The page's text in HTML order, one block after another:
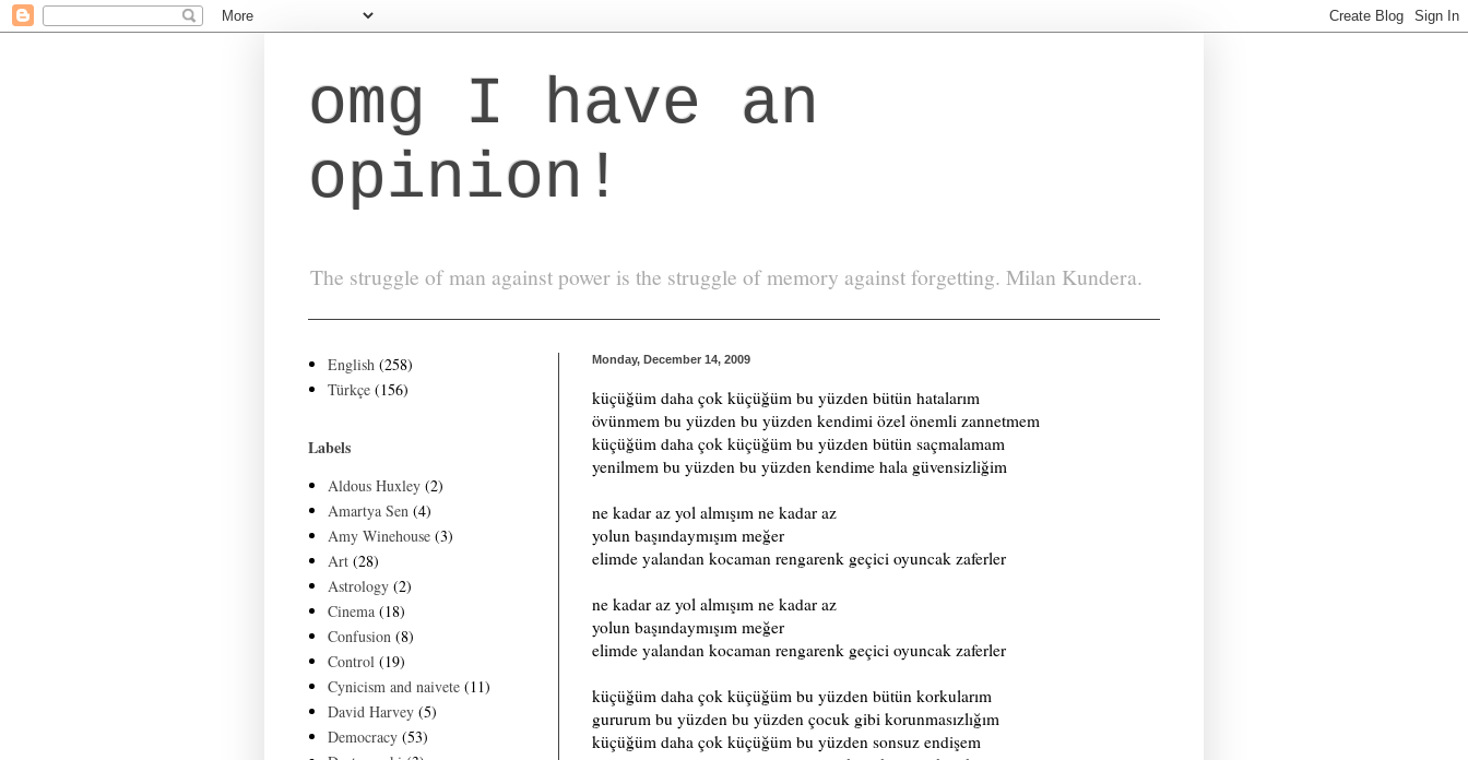
omg I have an
opinion!
The struggle of man against power is the struggle of memory against forgetting. Milan Kundera.
Monday, December 14, 2009
küçüğüm daha çok küçüğüm bu yüzden bütün hatalarım
övünmem bu yüzden bu yüzden kendimi özel önemli zannetmem
küçüğüm daha çok küçüğüm bu yüzden bütün saçmalamam
yenilmem bu yüzden bu yüzden kendime hala güvensizliğim
ne kadar az yol almışım ne kadar az
yolun başındaymışım meğer
elimde yalandan kocaman rengarenk geçici oyuncak zaferler
ne kadar az yol almışım ne kadar az
yolun başındaymışım meğer
elimde yalandan kocaman rengarenk geçici oyuncak zaferler
küçüğüm daha çok küçüğüm bu yüzden bütün korkularım
gururum bu yüzden bu yüzden çocuk gibi korunmasızlığım
küçüğüm daha çok küçüğüm bu yüzden sonsuz endişem
English (258)
Türkçe (156)
Labels
Aldous Huxley (2)
Amartya Sen (4)
Amy Winehouse (3)
Art (28)
Astrology (2)
Cinema (18)
Confusion (8)
Control (19)
Cynicism and naivete (11)
David Harvey (5)
Democracy (53)